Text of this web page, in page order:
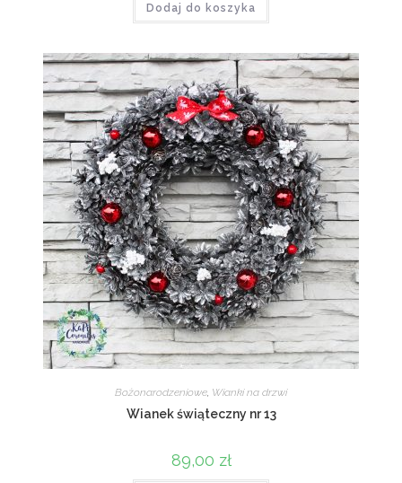
Dodaj do koszyka
Bożonarodzeniowe Wianki na drzwi
Wianek świąteczny nr 13
89,00 zł